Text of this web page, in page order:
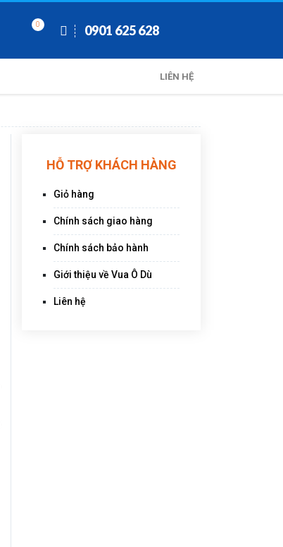
0 0901 625 628
LIÊN HỆ
HỖ TRỢ KHÁCH HÀNG
Giỏ hàng
Chính sách giao hàng
Chính sách bảo hành
Giới thiệu về Vua Ô Dù
Liên hệ